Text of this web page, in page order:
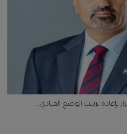
ترتيب الوضع القيادي...